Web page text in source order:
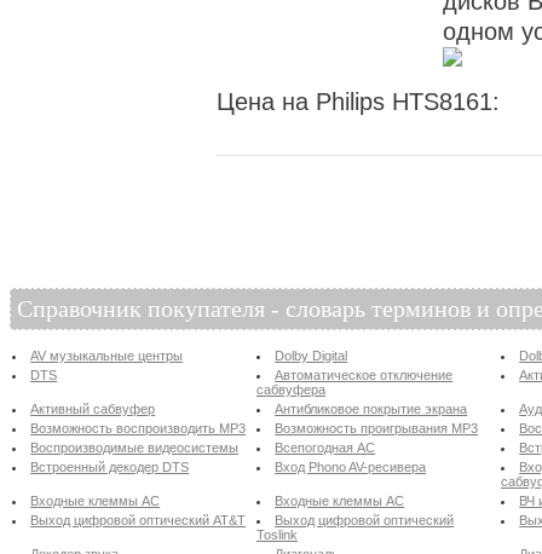
одном
Цена на Philips HTS8161:
Справочник покупателя - словарь терминов и
AV музыкальные центры Dolby Digital
DTS
Автоматическое отключение
сабвуфера
Активный сабвуфер Антибликовое покрытие экрана
Возможность воспроизводить MP3
Возможность проигрывания MP3
Воспроизводимые видеосистемы
Всепогодная АС
Встроенный декодер DTS
Вход Phono AV-ресивера
Входные клеммы АС
Входные клеммы АС
ВЧ
Выход цифровой оптический AT&T
Выход цифровой оптический
Toslink